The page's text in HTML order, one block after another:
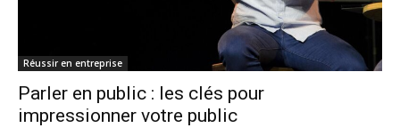
Réussir en entreprise
Parler en public : les clés pour
impressionner votre public